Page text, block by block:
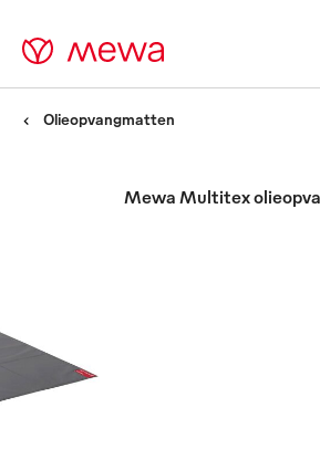
Olieopvangmatten
Mewa Multitex